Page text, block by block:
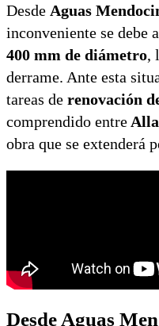
Desde Aguas
inconveniente se debe
400 mm de diámetro,
derrame. Ante esta
tareas de renovación
comprendido entre
obra que se extenderá
Desde Aguas